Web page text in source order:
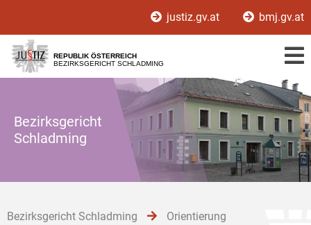
[1]
[2]
[3]
justiz.gv.at bmj.gv.at
REPUBLIK ÖSTERREICH
BEZIRKSGERICHT SCHLADMING
Bezirksgericht
Schladming
Bezirksgericht Schladming Orientierung